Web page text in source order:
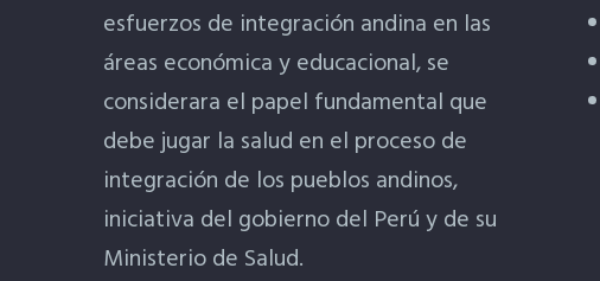
esfuerzos de integración andina en las
áreas económica y educacional, se
considerara el papel fundamental que
debe jugar la salud en el proceso de
integración de los pueblos andinos,
iniciativa del gobierno del Perú y de su
Ministerio de Salud.